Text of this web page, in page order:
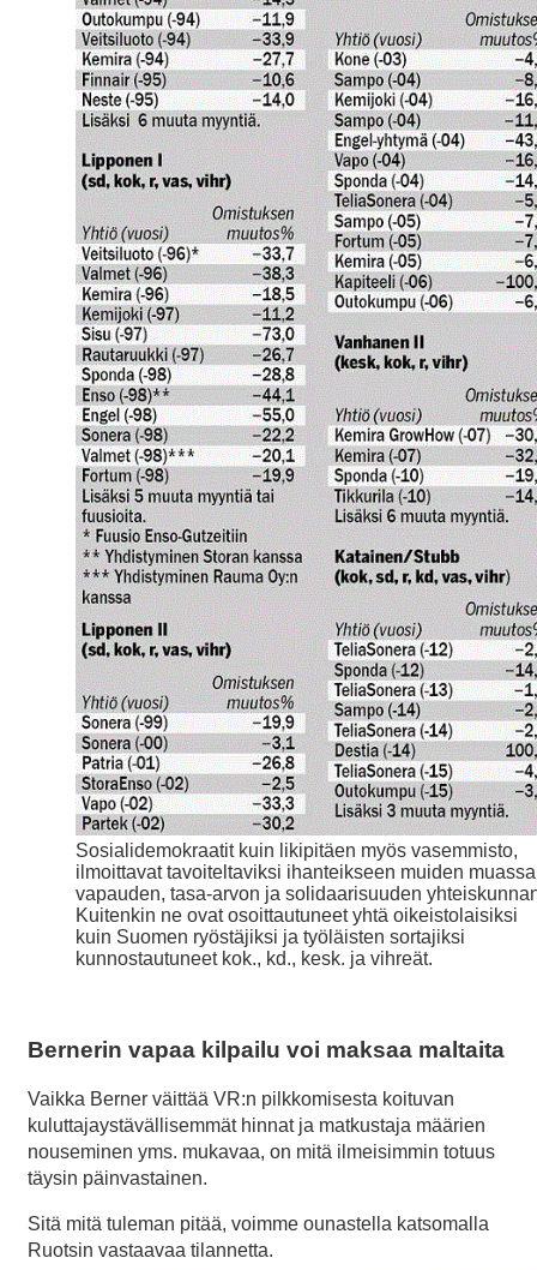
Sosialidemokraatit kuin likipitäen myös vasemmisto,
ilmoittavat tavoiteltaviksi ihanteikseen muiden muassa
vapauden, tasa-arvon ja solidaarisuuden
Kuitenkin ne ovat osoittautuneet yhtä oikeistolaisiksi
kuin Suomen ryöstäjiksi ja työläisten sortajiksi
kunnostautuneet kok., kd., kesk. ja vihreät.
Bernerin vapaa kilpailu voi maksaa maltaita
Vaikka Berner väittää VR:n pilkkomisesta koituvan
kuluttajaystävällisemmät hinnat ja matkustaja määrien
nouseminen yms. mukavaa, on mitä ilmeisimmin totuus
täysin päinvastainen.
Sitä mitä tuleman pitää, voimme ounastella katsomalla
Ruotsin vastaavaa tilannetta.